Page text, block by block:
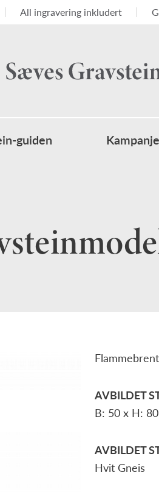
All ingravering inkludert
guiden Kampanje
AVBILDET
B: 50 x H: 80
AVBILDET
Hvit Gneis